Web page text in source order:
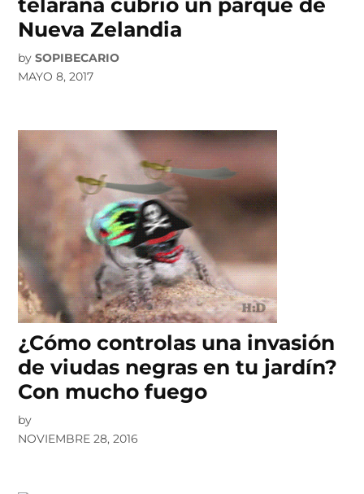
telaraña cubrió un parque de
Nueva Zelandia
by SOPIBECARIO
MAYO 8, 2017
¿Cómo controlas una invasión
de viudas negras en tu jardín?
Con mucho fuego
by
NOVIEMBRE 28, 2016